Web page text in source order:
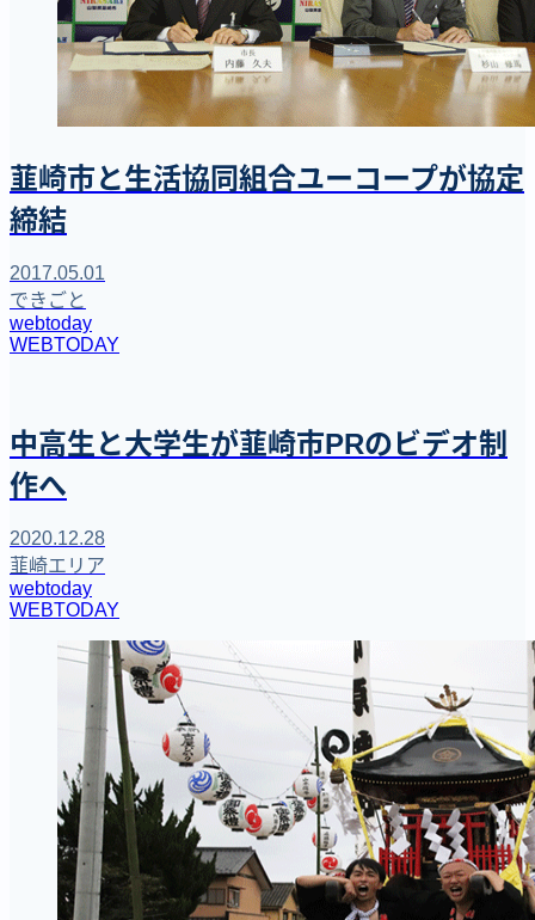
韮崎市と生活協同組合ユーコープが協定
締結
2017.05.01
できごと
webtoday
WEBTODAY
中高生と大学生が韮崎市PRのビデオ制
作へ
2020.12.28
韮崎エリア
webtoday
WEBTODAY